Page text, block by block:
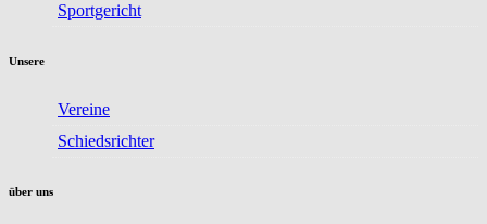
Sportgericht
Unsere
Vereine
Schiedsrichter
über uns